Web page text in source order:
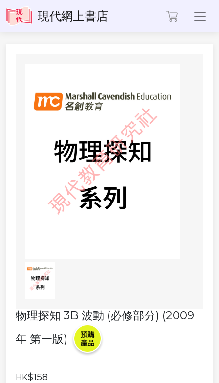
現代網上書店
物理探知 3B 波動 (必修部分) (2009
年 第一版)
HK$158